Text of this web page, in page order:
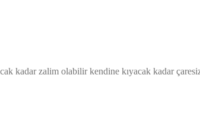
kadar zalim olabilir kendine kıyacak kadar